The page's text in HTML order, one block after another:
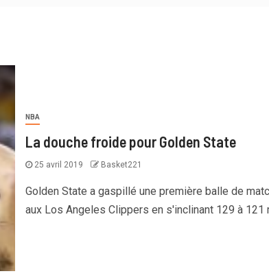
NBA
La douche froide pour Golden State
25 avril 2019 Basket221
Golden State a gaspillé une première balle de
aux Los Angeles Clippers en s'inclinant 129 à 121